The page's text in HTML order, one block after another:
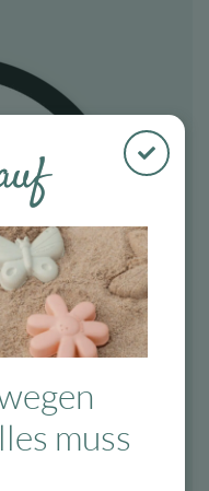
muss